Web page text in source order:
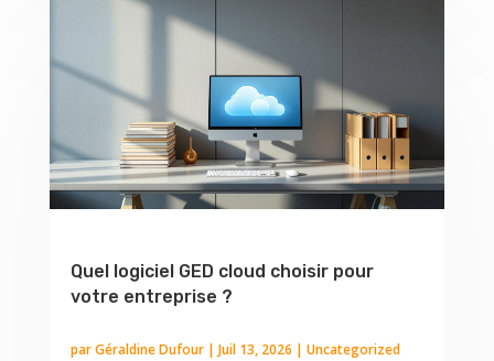
Quel logiciel GED cloud choisir pour
votre entreprise ?
parGéraldine Dufour| Juil 13, 2026 | Uncategorized